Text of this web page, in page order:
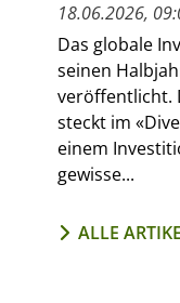
18.06.2026,
Das globale
seinen
veröffentlicht.
steckt im
einem
gewisse...
ALLE